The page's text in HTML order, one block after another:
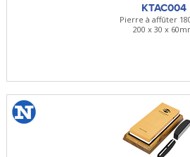
KTAC004
Pierre à affûter
200 x 30 x